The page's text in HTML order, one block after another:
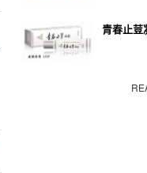
青春止荳